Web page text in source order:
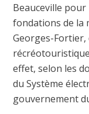
Beauceville pour
fondations de la
Georges-
effet, selon les
du Système
gouvernement